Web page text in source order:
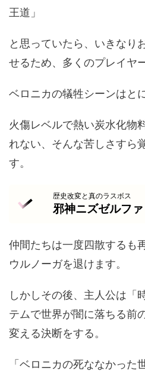
王道」
と思っていたら、いきなり
せるため、多くのプレイヤ
ベロニカの犠牲シーンはと
火傷レベルで熱い炭水化物
れない、そんな苦しさすら
す。
歴史改変と真のラスボス
邪神ニズゼルファ
仲間たちは一度四散するも
ウルノーガを退けます。
しかしその後、主人公は「
テムで世界が闇に落ちる前
変える決断をする。
「ベロニカの死ななかった